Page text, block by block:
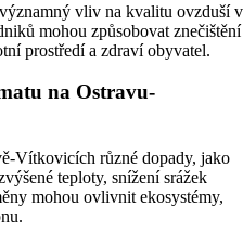
vliv na kvalitu ovzduší v
mohou způsobovat znečištění
prostředí a zdraví obyvatel.
na Ostravu-
Vítkovicích různé dopady, jako
teploty, snížení srážek
mohou ovlivnit ekosystémy,